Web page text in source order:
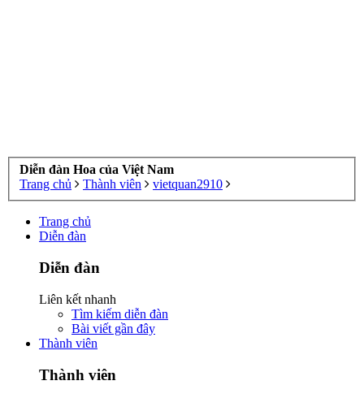
Diễn đàn Hoa của Việt Nam
Trang chủ
Thành viên vietquan2910
Trang chủ
Diễn đàn
Diễn đàn
Liên kết nhanh
Tìm kiếm diễn đàn
Bài viết gần đây
Thành viên
Thành viên